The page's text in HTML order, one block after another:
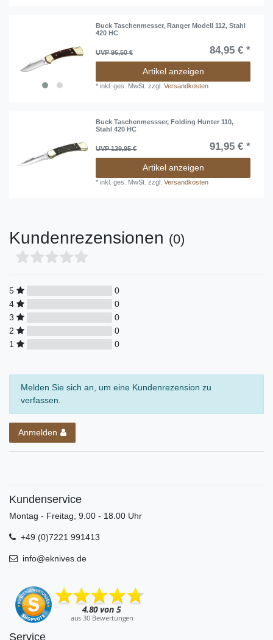
Buck Taschenmesser, Ranger Modell 112, Stahl
420 HC
UVP 96,50 € 84,95 € *
Artikel anzeigen
*inkl. ges. MwSt. zzgl.Versandkosten
Buck Taschenmessser, Folding Hunter 110,
Stahl 420 HC
UVP 139,95 € 91,95 € *
Artikel anzeigen
*inkl. ges. MwSt. zzgl.Versandkosten
Kundenrezensionen (0)
5
0
4
0
3
0
2
0
1
0
Melden Sie sich an, um eine Kundenrezension zu
verfassen.
Anmelden
Kundenservice
Montag - Freitag, 9.00 - 18.00 Uhr
+49 (0)7221 991413
info@eknives.de
Service